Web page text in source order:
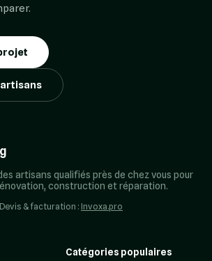
artisans qualifiés près de chez vous pour
construction et réparation.
& facturation : Invoxa.pro
Catégories populaires